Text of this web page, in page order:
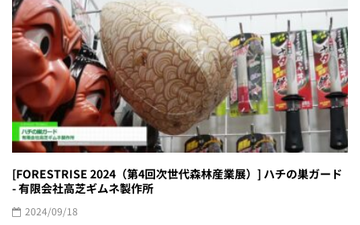
[FORESTRISE 2024（第4回次世代森林産業展）] ハチの巣ガード
- 有限会社高芝ギムネ製作所
2024/09/18